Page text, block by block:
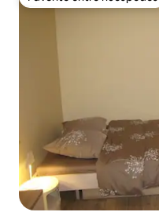
Favorito entre huéspedes